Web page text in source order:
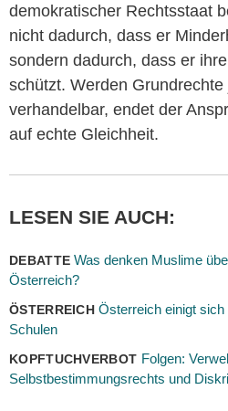
demokratischer Rechtsstaat
nicht dadurch, dass er
sondern dadurch, dass er
schützt. Werden
verhandelbar, endet der
auf echte Gleichheit.
LESEN SIE AUCH:
DEBATTEWas denken Muslime
Österreich?
ÖSTERREICHÖsterreich einigt
Schulen
KOPFTUCHVERBOT Folgen:
Selbstbestimmungsrechts und